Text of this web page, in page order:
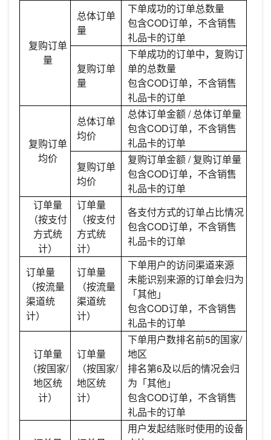
复购订单
量
总体订单
量
下单成功的订单总数量
包含COD订单，不含销售
礼品卡的订单
复购订单
量
下单成功的订单中，复购订
单的总数量
包含COD订单，不含销售
礼品卡的订单
复购订单
均价
总体订单
均价
总体订单金额 / 总体订单量
包含COD订单，不含销售
礼品卡的订单
复购订单
均价
复购订单金额 / 复购订单量
包含COD订单，不含销售
礼品卡的订单
订单量
（按支付
方式统
计）
订单量
（按支付
方式统
计）
各支付方式的订单占比情况
包含COD订单，不含销售
礼品卡的订单
订单量
（按流量
渠道统
计）
订单量
（按流量
渠道统
计）
下单用户的访问渠道来源
未能识别来源的订单会归为
「其他」
包含COD订单，不含销售
礼品卡的订单
订单量
（按国家/
地区统
计）
订单量
（按国家/
地区统
计）
下单用户数排名前5的国家/
地区
排名第6及以后的情况会归
为「其他」
包含COD订单，不含销售
礼品卡的订单
用户发起结账时使用的设备